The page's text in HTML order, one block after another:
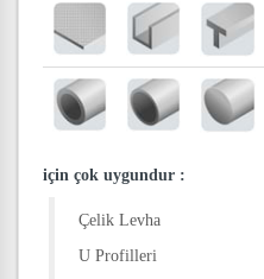
için çok uygundur :
Çelik Levha
U Profilleri